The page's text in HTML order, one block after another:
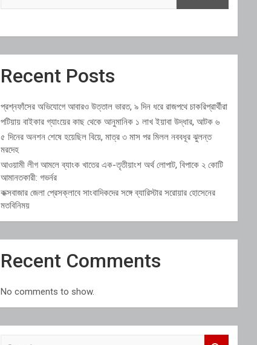
Recent Posts
প্রশ্নফাঁসের অভিযোগে আবারও উত্তাল ভারত, ৯ দিন ধরে রাজপথে চাকরিপ্রার্থীরা
পটিয়ায় বাইকার গ্যাংয়ের কাছ থেকে আনুমানিক ১ লাখ ইয়াবা উদ্ধার, আটক ৬
৫ দিনের অনশন শেষে হয়েছিল বিয়ে, মাত্র ৩ মাস পর মিলল নববধূর ঝুলন্ত
মরদেহ
আওয়ামী লীগ আমলে ব্যাংক খাতের এক-তৃতীয়াংশ অর্থ লোপাট, বিপাকে ২ কোটি
আমানতকারী: গভর্নর
কক্সবাজার জেলা প্রেসক্লাবে সাংবাদিকদের সঙ্গে ব্যারিস্টার সরোয়ার হোসেনের
মতবিনিময়
Recent Comments
No comments to show.